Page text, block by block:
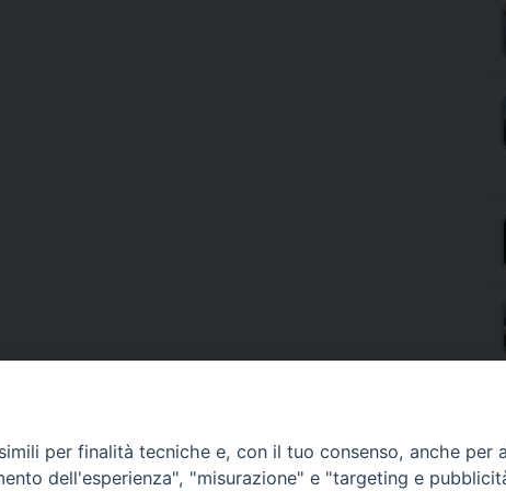
per finalità tecniche e, con il tuo consenso, anche per
dell'esperienza", "misurazione" e "targeting e